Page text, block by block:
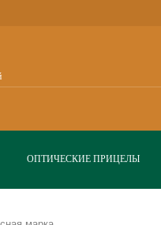
ОПТИЧЕСКИЕ ПРИЦЕЛЫ